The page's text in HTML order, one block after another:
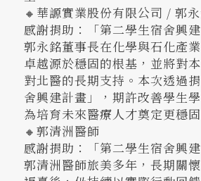
🔸華謜實業股份有限公司 / 郭
感謝捐助：「第二學生宿舍興建
郭永銘董事長在化學與石化產
卓越源於穩固的根基，並將對
對北醫的長期支持。本次透過
舍興建計畫」，期許改善學生
為培育未來醫療人才奠定更穩
🔸郭清洲醫師
感謝捐助：「第二學生宿舍興建
郭清洲醫師旅美多年，長期關